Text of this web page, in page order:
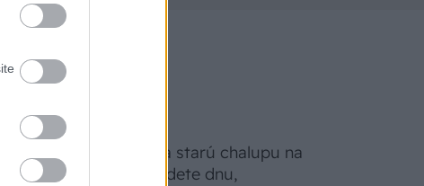
Na Morave prerobila starú chalupu na
nepoznanie: Keď vojdete dnu,